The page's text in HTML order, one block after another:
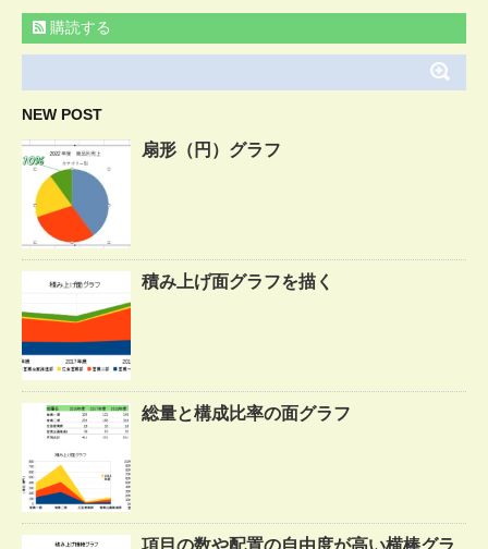
購読する
NEW POST
扇形（円）グラフ
積み上げ面グラフを描く
総量と構成比率の面グラフ
項目の数や配置の自由度が高い横棒グラ